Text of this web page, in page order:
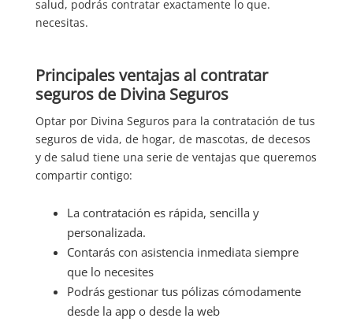
salud, podrás contratar exactamente lo que.
necesitas.
Principales ventajas al contratar
seguros de Divina Seguros
Optar por Divina Seguros para la contratación de tus
seguros de vida, de hogar, de mascotas, de decesos
y de salud tiene una serie de ventajas que queremos
compartir contigo:
La contratación es rápida, sencilla y
personalizada.
Contarás con asistencia inmediata siempre
que lo necesites
Podrás gestionar tus pólizas cómodamente
desde la app o desde la web